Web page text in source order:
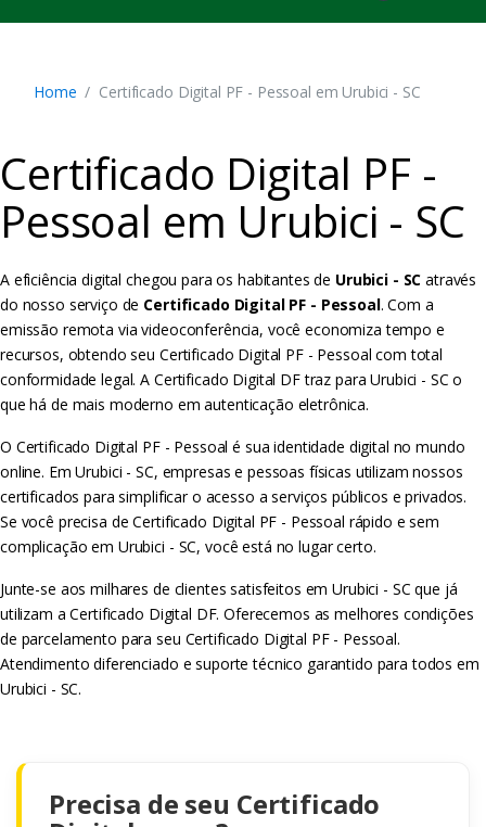
:
Home Certificado Digital PF - Pessoal em Urubici - SC
Certificado Digital PF -
Pessoal em Urubici - SC
A eficiência digital chegou para os habitantes de Urubici - SC através
do nosso serviço de Certificado Digital PF - Pessoal. Com a
emissão remota via videoconferência, você economiza tempo e
recursos, obtendo seu Certificado Digital PF - Pessoal com total
conformidade legal. A Certificado Digital DF traz para Urubici - SC o
que há de mais moderno em autenticação eletrônica.
O Certificado Digital PF - Pessoal é sua identidade digital no mundo
online. Em Urubici - SC, empresas e pessoas físicas utilizam nossos
certificados para simplificar o acesso a serviços públicos e privados.
Se você precisa de Certificado Digital PF - Pessoal rápido e sem
complicação em Urubici - SC, você está no lugar certo.
Junte-se aos milhares de clientes satisfeitos em Urubici - SC que já
utilizam a Certificado Digital DF. Oferecemos as melhores condições
de parcelamento para seu Certificado Digital PF - Pessoal.
Atendimento diferenciado e suporte técnico garantido para todos em
Urubici - SC.
Precisa de seu Certificado